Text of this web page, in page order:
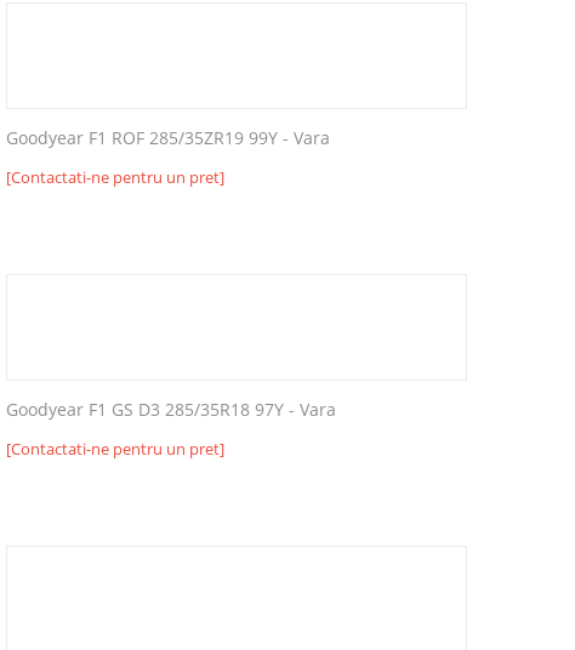
Goodyear F1 ROF 285/35ZR19 99Y - Vara
[Contactati-ne pentru un pret]
Goodyear F1 GS D3 285/35R18 97Y - Vara
[Contactati-ne pentru un pret]